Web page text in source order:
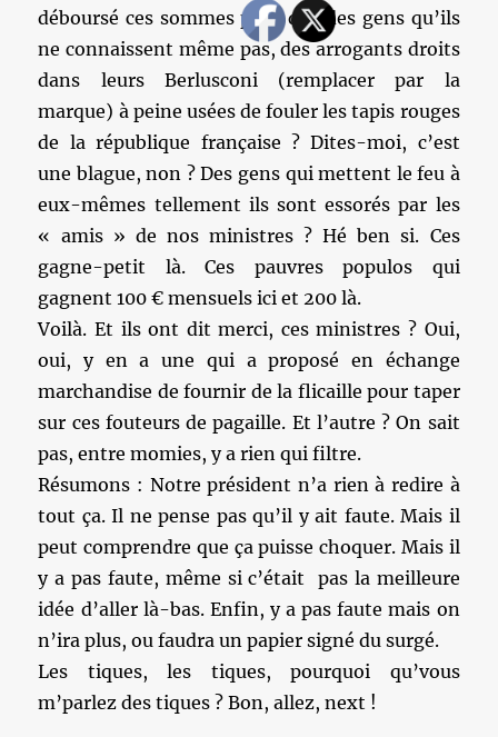
déboursé ces sommes pour que des gens qu’ils
ne connaissent même pas, des arrogants droits
dans leurs Berlusconi (remplacer par la
marque) à peine usées de fouler les tapis rouges
de la république française ? Dites-moi, c’est
une blague, non ? Des gens qui mettent le feu à
eux-mêmes tellement ils sont essorés par les
« amis » de nos ministres ? Hé ben si. Ces
gagne-petit là. Ces pauvres populos qui
gagnent 100 € mensuels ici et 200 là.
Voilà. Et ils ont dit merci, ces ministres ? Oui,
oui, y en a une qui a proposé en échange
marchandise de fournir de la flicaille pour taper
sur ces fouteurs de pagaille. Et l’autre ? On sait
pas, entre momies, y a rien qui filtre.
Résumons : Notre président n’a rien à redire à
tout ça. Il ne pense pas qu’il y ait faute. Mais il
peut comprendre que ça puisse choquer. Mais il
y a pas faute, même si c’était pas la meilleure
idée d’aller là-bas. Enfin, y a pas faute mais on
n’ira plus, ou faudra un papier signé du surgé.
Les tiques, les tiques, pourquoi qu’vous
m’parlez des tiques ? Bon, allez, next !